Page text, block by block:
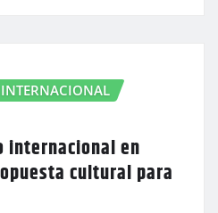
INTERNACIONAL
internacional en
cultural para